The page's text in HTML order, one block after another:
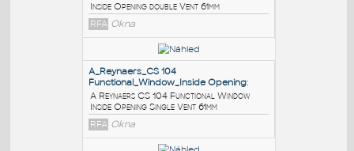
C_Reynaers_CS 104
Functional_Window_Inside Opening
C Reynaers CS 104 Functional Window
Inside Opening double Vent 61mm
RFA Okna
B_Reynaers_CS 104
Functional_Window_Inside Opening